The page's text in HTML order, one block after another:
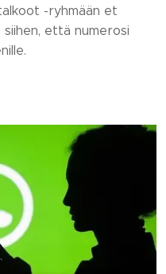
-ryhmään et
siihen, että numerosi